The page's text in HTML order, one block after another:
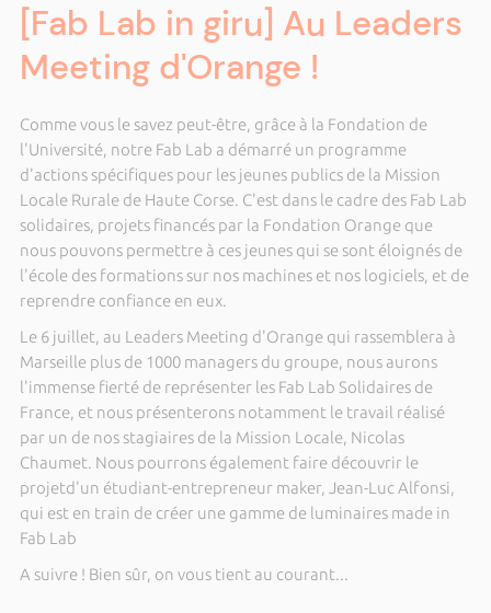
[Fab Lab in giru] Au Leaders
Meeting d'Orange !
Comme vous le savez peut-être, grâce à la Fondation de
l'Université, notre Fab Lab a démarré un programme
d'actions spécifiques pour les jeunes publics de la Mission
Locale Rurale de Haute Corse. C'est dans le cadre des Fab Lab
solidaires, projets financés par la Fondation Orange que
nous pouvons permettre à ces jeunes qui se sont éloignés de
l'école des formations sur nos machines et nos logiciels, et de
reprendre confiance en eux.
Le 6 juillet, au Leaders Meeting d'Orange qui rassemblera à
Marseille plus de 1000 managers du groupe, nous aurons
l'immense fierté de représenter les Fab Lab Solidaires de
France, et nous présenterons notamment le travail réalisé
par un de nos stagiaires de la Mission Locale, Nicolas
Chaumet. Nous pourrons également faire découvrir le
projetd'un étudiant-entrepreneur maker, Jean-Luc Alfonsi,
qui est en train de créer une gamme de luminaires made in
Fab Lab
A suivre ! Bien sûr, on vous tient au courant...